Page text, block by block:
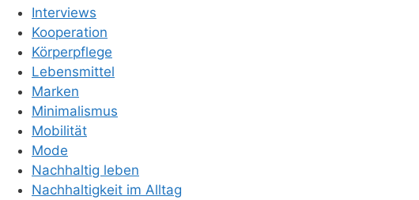
Interviews
Kooperation
Körperpflege
Lebensmittel
Marken
Minimalismus
Mobilität
Mode
Nachhaltig leben
Nachhaltigkeit im Alltag